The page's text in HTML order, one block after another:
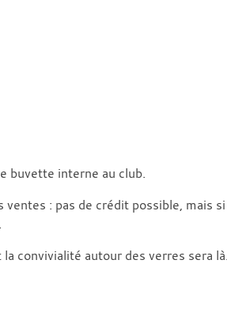
buvette interne au club.
: pas de crédit possible, mais
convivialité autour des verres sera là.